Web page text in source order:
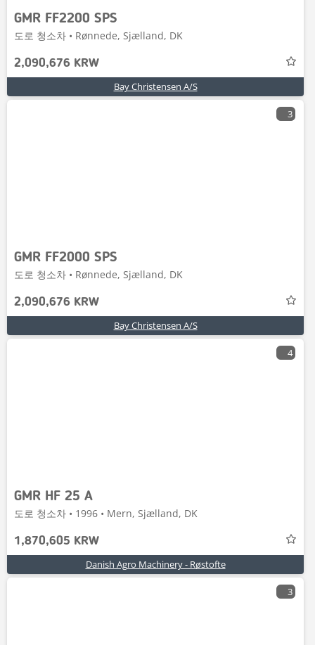
GMR FF2200 SPS
도로 청소차 • Rønnede, Sjælland, DK
2,090,676 KRW
Bay Christensen A/S
3
GMR FF2000 SPS
도로 청소차 • Rønnede, Sjælland, DK
2,090,676 KRW
Bay Christensen A/S
4
GMR HF 25 A
도로 청소차 • 1996 • Mern, Sjælland, DK
1,870,605 KRW
Danish Agro Machinery - Røstofte
3